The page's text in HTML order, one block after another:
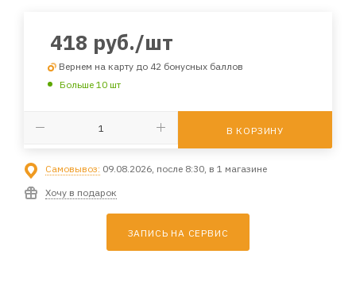
418 руб./шт
Вернем на карту до 42 бонусных баллов
Больше 10 шт
В КОРЗИНУ
Самовывоз: 09.08.2026, после 8:30, в 1 магазине
Хочу в подарок
ЗАПИСЬ НА СЕРВИС